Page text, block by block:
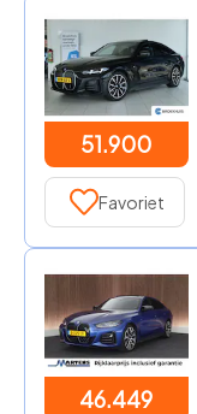
51.900
Favoriet
46.449